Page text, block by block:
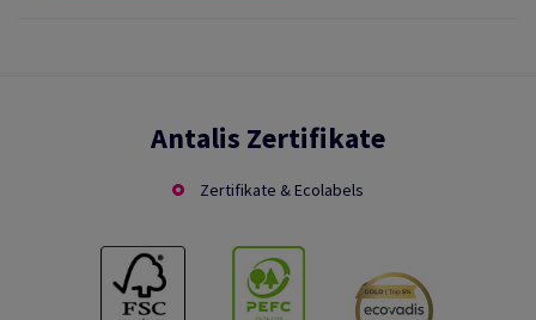
Antalis Zertifikate
Zertifikate & Ecolabels